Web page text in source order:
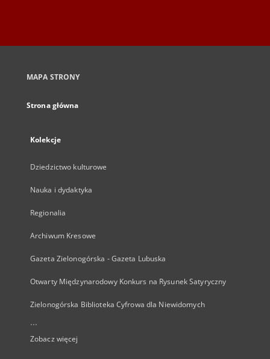
MAPA STRONY
Strona główna
Kolekcje
Dziedzictwo kulturowe
Nauka i dydaktyka
Regionalia
Archiwum Kresowe
Gazeta Zielonogórska - Gazeta Lubuska
Otwarty Międzynarodowy Konkurs na Rysunek Satyryczny
Zielonogórska Biblioteka Cyfrowa dla Niewidomych
...
Zobacz więcej